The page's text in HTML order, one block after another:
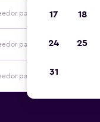
para Due Passi B&B
para Due Passi B&B
para Due Passi B&B
17 18
24 25
31